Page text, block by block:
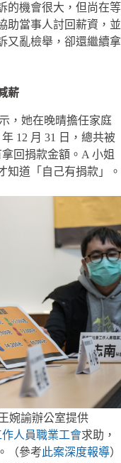
的機會很大，但尚在等
助當事人討回薪資，並
又亂檢舉，卻還繼續拿
薪
，她在晚晴擔任家庭
12 月 31 日，總共被
回捐款金額。A 小姐
知道「自己有捐款」。
婉諭辦公室提供
人員職業工會求助，
（參考此案深度報導）